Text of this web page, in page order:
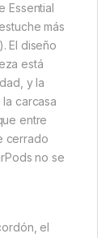
Essential
más
El diseño
está
y la
carcasa
entre
cerrado
no se
el